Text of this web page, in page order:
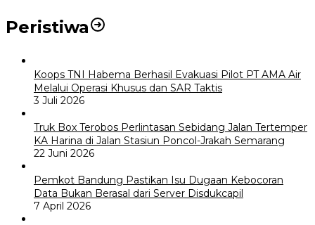
Peristiwa
Koops TNI Habema Berhasil Evakuasi Pilot PT AMA Air
Melalui Operasi Khusus dan SAR Taktis
3 Juli 2026
Truk Box Terobos Perlintasan Sebidang Jalan Tertemper
KA Harina di Jalan Stasiun Poncol-Jrakah Semarang
22 Juni 2026
Pemkot Bandung Pastikan Isu Dugaan Kebocoran
Data Bukan Berasal dari Server Disdukcapil
7 April 2026